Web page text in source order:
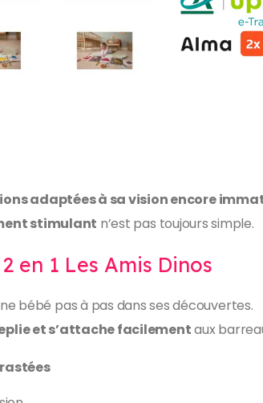
adaptées à sa vision encore
stimulant n’est pas toujours simple.
en 1 Les Amis Dinos
bébé pas à pas dans ses découvertes.
et s’attache facilementaux